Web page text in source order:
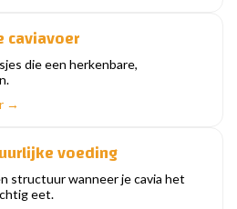
caviavoer
die een herkenbare,
→
voeding
structuur wanneer je cavia het
eet.